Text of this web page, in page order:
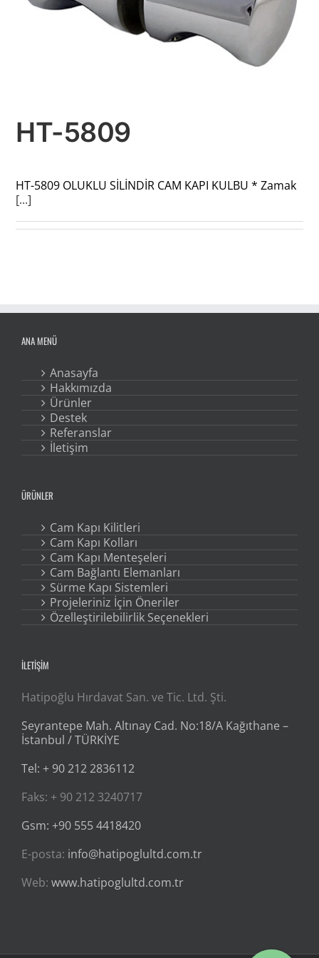
HT-5809
HT-5809 OLUKLU SİLİNDİR CAM KAPI KULBU * Zamak
[...]
ANA MENÜ
Anasayfa
Hakkımızda
Ürünler
Destek
Referanslar
İletişim
ÜRÜNLER
Cam Kapı Kilitleri
Cam Kapı Kolları
Cam Kapı Menteşeleri
Cam Bağlantı Elemanları
Sürme Kapı Sistemleri
Projeleriniz İçin Öneriler
Özelleştirilebilirlik Seçenekleri
İLETİŞİM
Hatipoğlu Hırdavat San. ve Tic. Ltd. Şti.
Seyrantepe Mah. Altınay Cad. No:18/A Kağıthane –
İstanbul / TÜRKİYE
Tel: + 90 212 2836112
Faks: + 90 212 3240717
Gsm: +90 555 4418420
E-posta: info@hatipoglultd.com.tr
Web: www.hatipoglultd.com.tr